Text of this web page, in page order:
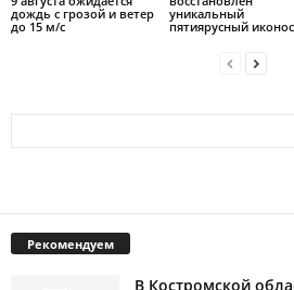
дождь с грозой и ветер
до 15 м/с
уникальный
пятиярусный
Рекомендуем
В Костромской